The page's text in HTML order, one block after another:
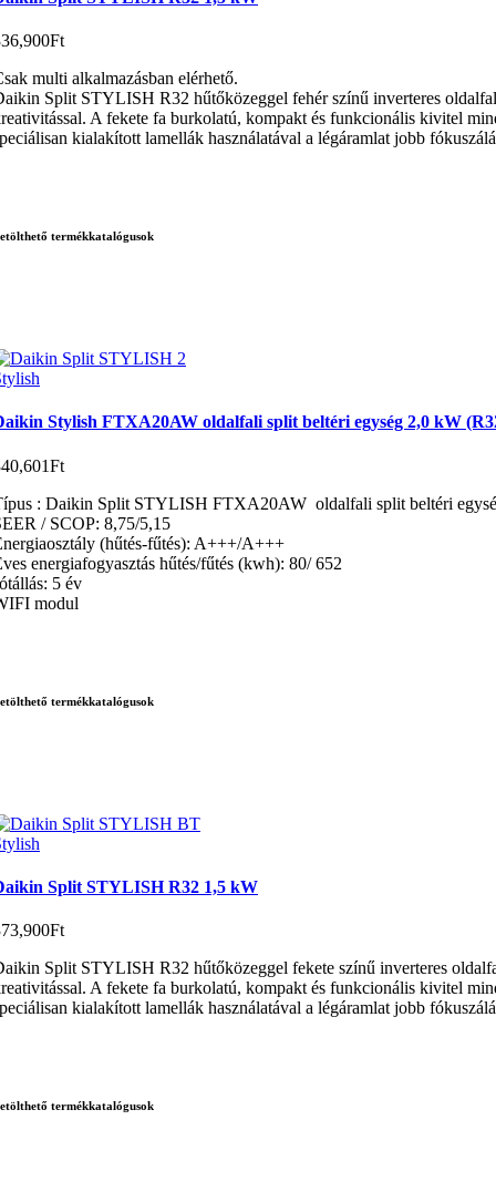
Ft
multi alkalmazásban elérhető.
Split STYLISH R32 hűtőközeggel fehér színű inverteres
A fekete fa burkolatú, kompakt és funkcionális kivitel
kialakított lamellák használatával a légáramlat jobb
termékkatalógusok
Stylish FTXA20AW oldalfali split beltéri egység 2,0 kW
Ft
: Daikin Split STYLISH FTXA20AW oldalfali split beltéri
/ SCOP: 8,75/5,15
(hűtés-fűtés): A+++/A+++
energiafogyasztás hűtés/fűtés (kwh): 80/ 652
5 év
modul
termékkatalógusok
Split STYLISH R32 1,5 kW
Ft
Split STYLISH R32 hűtőközeggel fekete színű inverteres
A fekete fa burkolatú, kompakt és funkcionális kivitel
kialakított lamellák használatával a légáramlat jobb
termékkatalógusok